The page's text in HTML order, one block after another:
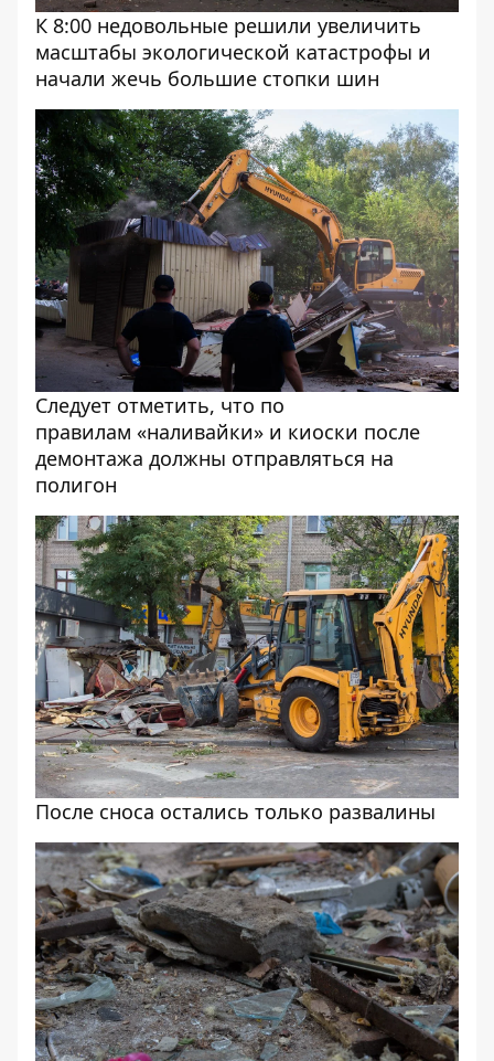
К 8:00 недовольные решили увеличить
масштабы экологической катастрофы и
начали жечь большие стопки шин
Следует отметить, что по
правилам «наливайки» и киоски после
демонтажа должны отправляться на
полигон
После сноса остались только развалины